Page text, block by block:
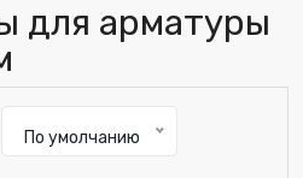
для арматуры
По умолчанию